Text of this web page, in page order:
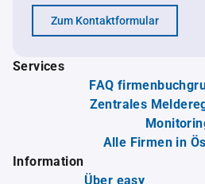
Zum Kontaktformular
Services
FAQ
Zentrales
Alle Firmen in
Information
Über easy